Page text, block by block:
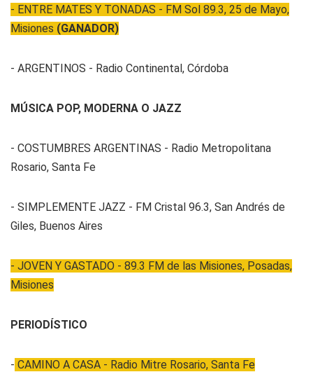
- ENTRE MATES Y TONADAS - FM Sol 89.3, 25 de Mayo,
Misiones (GANADOR)
- ARGENTINOS - Radio Continental, Córdoba
MÚSICA POP, MODERNA O JAZZ
- COSTUMBRES ARGENTINAS - Radio Metropolitana
Rosario, Santa Fe
- SIMPLEMENTE JAZZ - FM Cristal 96.3, San Andrés de
Giles, Buenos Aires
- JOVEN Y GASTADO - 89.3 FM de las Misiones, Posadas,
Misiones
PERIODÍSTICO
- CAMINO A CASA - Radio Mitre Rosario, Santa Fe